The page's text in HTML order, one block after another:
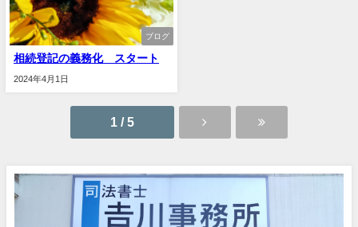
ブログ
相続登記の義務化 スタート
2024年4月1日
1 / 5